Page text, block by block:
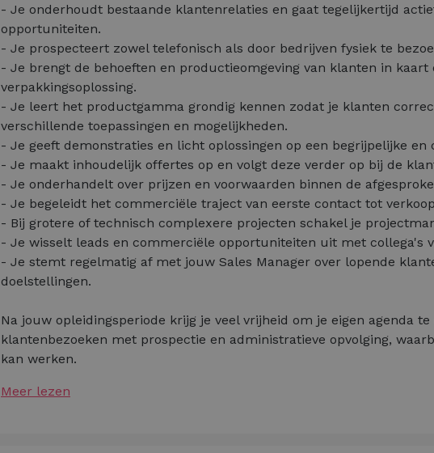
- Je onderhoudt bestaande klantenrelaties en gaat tegelijkertijd
opportuniteiten.
- Je prospecteert zowel telefonisch als door bedrijven fysiek te
- Je brengt de behoeften en productieomgeving van klanten in kaart
verpakkingsoplossing.
- Je leert het productgamma grondig kennen zodat je klanten
verschillende toepassingen en mogelijkheden.
- Je geeft demonstraties en licht oplossingen op een begrijpelijke
- Je maakt inhoudelijk offertes op en volgt deze verder op bij de
- Je onderhandelt over prijzen en voorwaarden binnen de
- Je begeleidt het commerciële traject van eerste contact tot
- Bij grotere of technisch complexere projecten schakel je
- Je wisselt leads en commerciële opportuniteiten uit met collega's
- Je stemt regelmatig af met jouw Sales Manager over lopende
doelstellingen.
Na jouw opleidingsperiode krijg je veel vrijheid om je eigen agenda
klantenbezoeken met prospectie en administratieve opvolging,
kan werken.
Meer lezen